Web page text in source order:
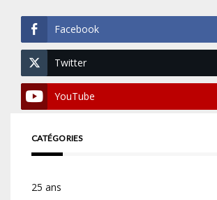
Facebook
Twitter
YouTube
CATÉGORIES
25 ans